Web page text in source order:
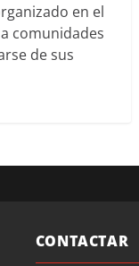
en el
comunidades
de sus
CONTACTAR